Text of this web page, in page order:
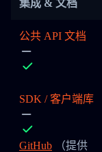
集成 & 文档
公共 API 文档
SDK / 客户端库
GitHub （提供